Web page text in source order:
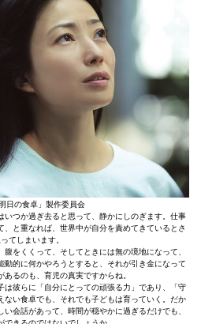
日の食卓」製作委員会
いつか過ぎ去ると思って、静かにしのぎます。仕事
と重なれば、世界中が自分を責めてきているとさ
てしまいます。
をくくって、そしてときには無の境地になって、
的に何かやろうとすると、それが引き金になって
るのも、育児の真実ですからね。
は彼らに「自分にとっての頑張る力」であり、「守
ない食卓でも、それでも子どもは育っていく。だか
会話があって、時間が穏やかに過ぎるだけでも、